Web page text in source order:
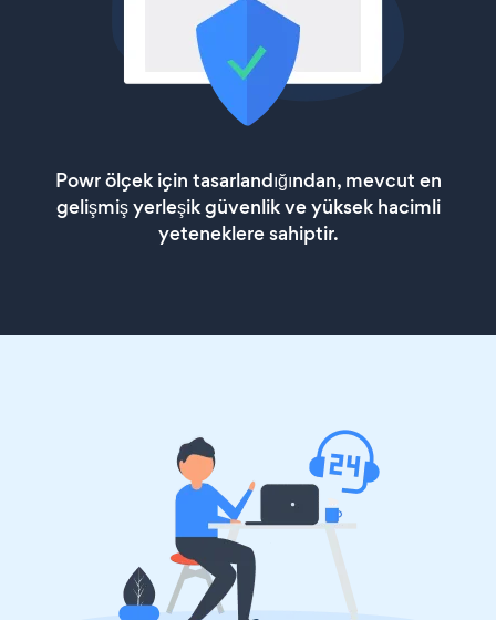
Powr ölçek için tasarlandığından, mevcut en
gelişmiş yerleşik güvenlik ve yüksek hacimli
yeteneklere sahiptir.